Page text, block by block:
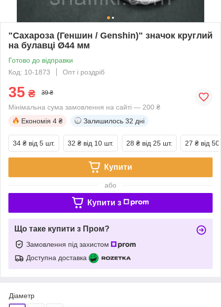
"Сахароза (Геншин / Genshin)" значок круглий
на булавці Ø44 мм
Готово до відправки
Код: 10-1873
Опт і роздріб
35 ₴ 39 ₴
Мінімальна сума замовлення на сайті — 200 ₴
Економія 4 ₴ Залишилось 32 дні
34 ₴ від 5 шт. 32 ₴ від 10 шт. 28 ₴ від 25 шт. 27 ₴ від
Купити
або
Купити з
Що таке купити з Пром?
Замовлення під захистом
Доступна доставка
Діаметр